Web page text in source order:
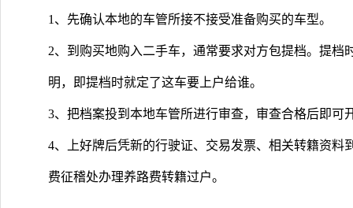
1、先确认本地的车管所接不接受准备购买的车型。
2、到购买地购入二手车，通常要求对方包提档。提档
明，即提档时就定了这车要上户给谁。
3、把档案投到本地车管所进行审查，审查合格后即可
4、上好牌后凭新的行驶证、交易发票、相关转籍资料
费征稽处办理养路费转籍过户。